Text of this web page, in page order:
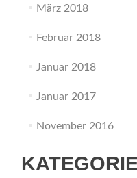
März 2018
Februar 2018
Januar 2018
Januar 2017
November 2016